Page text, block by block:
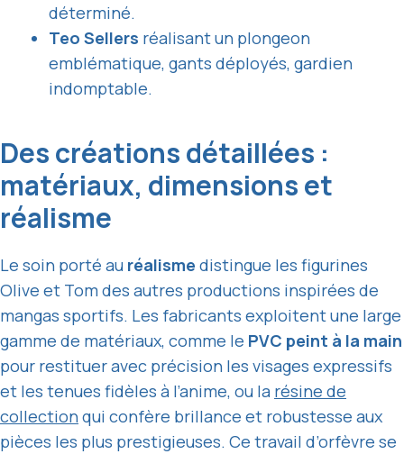
déterminé.
Teo Sellers réalisant un plongeon
emblématique, gants déployés, gardien
indomptable.
Des créations détaillées :
matériaux, dimensions et
réalisme
Le soin porté au réalisme distingue les figurines
Olive et Tom des autres productions inspirées de
mangas sportifs. Les fabricants exploitent une large
gamme de matériaux, comme le PVC peint à la main
pour restituer avec précision les visages expressifs
et les tenues fidèles à l’anime, ou la résine de
collectionqui confère brillance et robustesse aux
pièces les plus prestigieuses. Ce travail d’orfèvre se